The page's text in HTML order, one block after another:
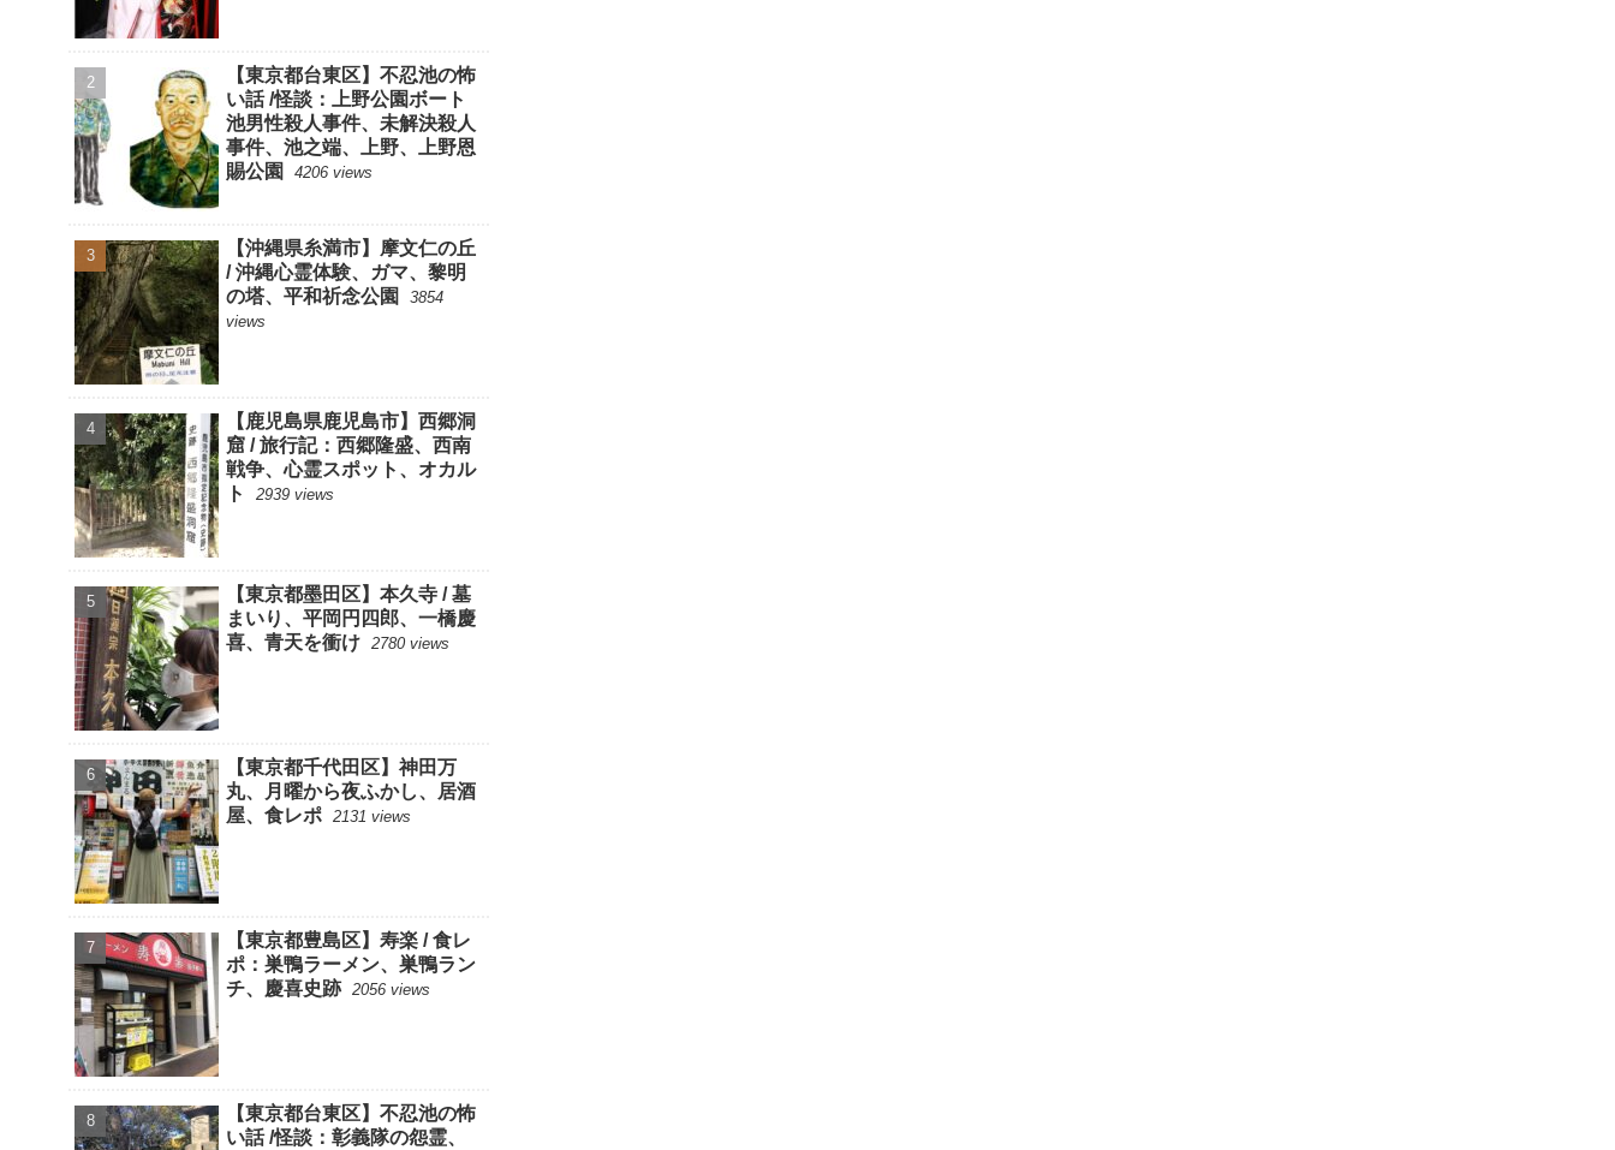
【東京都台東区】不忍池の怖
い話 /怪談：上野公園ボート
池男性殺人事件、未解決殺人
事件、池之端、上野、上野恩
賜公園
4206 views
【沖縄県糸満市】摩文仁の丘
/ 沖縄心霊体験、ガマ、黎明
の塔、平和祈念公園
3854
views
【鹿児島県鹿児島市】西郷洞
窟 / 旅行記：西郷隆盛、西南
戦争、心霊スポット、オカル
ト
2939 views
【東京都墨田区】本久寺 / 墓
まいり、平岡円四郎、一橋慶
喜、青天を衝け 2780 views
【東京都千代田区】神田万
丸、月曜から夜ふかし、居酒
屋、食レポ 2131 views
【東京都豊島区】寿楽 / 食レ
ポ：巣鴨ラーメン、巣鴨ラン
チ、慶喜史跡 2056 views
【東京都台東区】不忍池の怖
い話 /怪談：彰義隊の怨霊、